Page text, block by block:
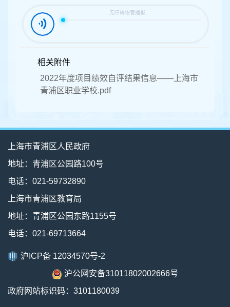
相关附件
2022年度项目绩效自评结果信息——上海市
青浦区职业学校.pdf
上海市青浦区人民政府
地址：青浦区公园路100号
电话：021-59732890
上海市青浦区教育局
地址：青浦区公园东路1155号
电话：021-69713664
沪ICP备 12034570号-2
沪公网安备31011802002666号
政府网站标识码：3101180039